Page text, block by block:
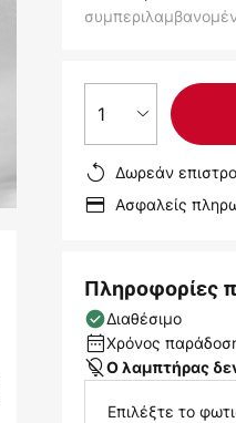
1
Δωρεάν
Ασφαλείς
Πληροφορίες
Διαθέσιμο
Χρόνος
Ο λαμπτήρας
Επιλέξτε το